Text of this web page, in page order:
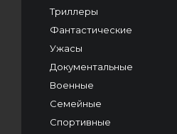
Триллеры
Фантастические
Ужасы
Документальные
Военные
Семейные
Спортивные